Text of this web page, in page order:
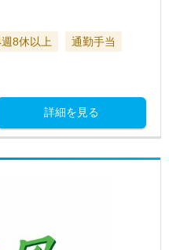
8休以上
通勤手当
詳細を見る